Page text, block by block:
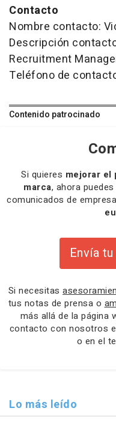
Contacto
Nombre contacto:
Descripción
Recruitment
Teléfono de
Contenido patrocinado
Si quieres mejorar el
marca, ahora
comunicados de
Envía
Si necesitas
tus notas de prensa o
más allá de la página
contacto con nosotros
o en el
Lo más leído